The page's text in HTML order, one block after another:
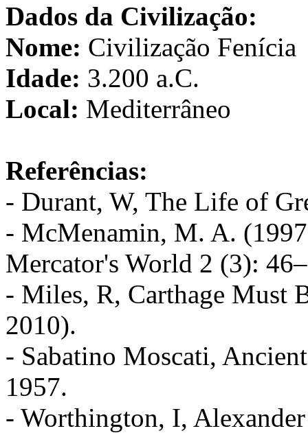
Dados da Civilização:
Nome: Civilização Fenícia
Idade: 3.200 a.C.
Local: Mediterrâneo
Referências:
- Durant, W, The Life of
- McMenamin, M. A.
Mercator's World 2 (3):
- Miles, R, Carthage Must
2010).
- Sabatino Moscati,
1957.
- Worthington, I,